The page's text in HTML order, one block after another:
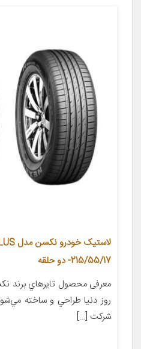
215/55/17- دو حلقه
معرفی محصول تايرهاي برند
روز دنيا طراحي و ساخته
شرکت […]